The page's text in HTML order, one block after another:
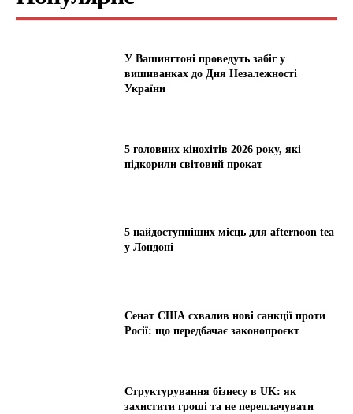
У Вашингтоні проведуть забіг у
вишиванках до Дня Незалежності
України
5 головних кінохітів 2026 року, які
підкорили світовий прокат
5 найдоступніших місць для afternoon tea
у Лондоні
Сенат США схвалив нові санкції проти
Росії: що передбачає законопроєкт
Структурування бізнесу в UK: як
захистити гроші та не переплачувати